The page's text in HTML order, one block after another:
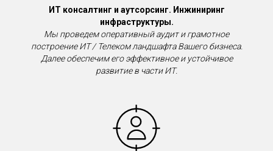
ИТ консалтинг и аутсорсинг. Инжиниринг
инфраструктуры.
Мы проведем оперативный аудит и грамотное
построение ИТ / Телеком ландшафта Вашего бизнеса.
Далее обеспечим его эффективное и устойчивое
развитие в части ИТ.